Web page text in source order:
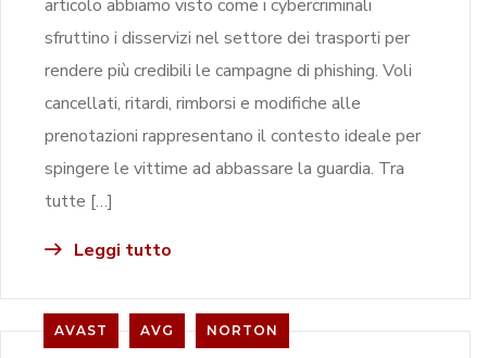
articolo abbiamo visto come i cybercriminali
sfruttino i disservizi nel settore dei trasporti per
rendere più credibili le campagne di phishing. Voli
cancellati, ritardi, rimborsi e modifiche alle
prenotazioni rappresentano il contesto ideale per
spingere le vittime ad abbassare la guardia. Tra
tutte […]
Leggi tutto
AVAST AVG NORTON